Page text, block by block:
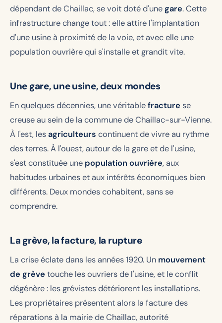
dépendant de Chaillac, se voit doté d'unegare. Cette
infrastructure change tout : elle attire l'implantation
d'une usine à proximité de la voie, et avec elle une
population ouvrière qui s'installe et grandit vite.
Une gare, une usine, deux mondes
En quelques décennies, une véritablefracture se
creuse au sein de la commune de Chaillac-sur-Vienne.
À l'est, lesagriculteurs continuent de vivre au rythme
des terres. À l'ouest, autour de la gare et de l'usine,
s'est constituée une population ouvrière, aux
habitudes urbaines et aux intérêts économiques bien
différents. Deux mondes cohabitent, sans se
comprendre.
La grève, la facture, la rupture
La crise éclate dans les années 1920. Un mouvement
de grève touche les ouvriers de l'usine, et le conflit
dégénère : les grévistes détériorent les installations.
Les propriétaires présentent alors la facture des
réparations à la mairie de Chaillac, autorité